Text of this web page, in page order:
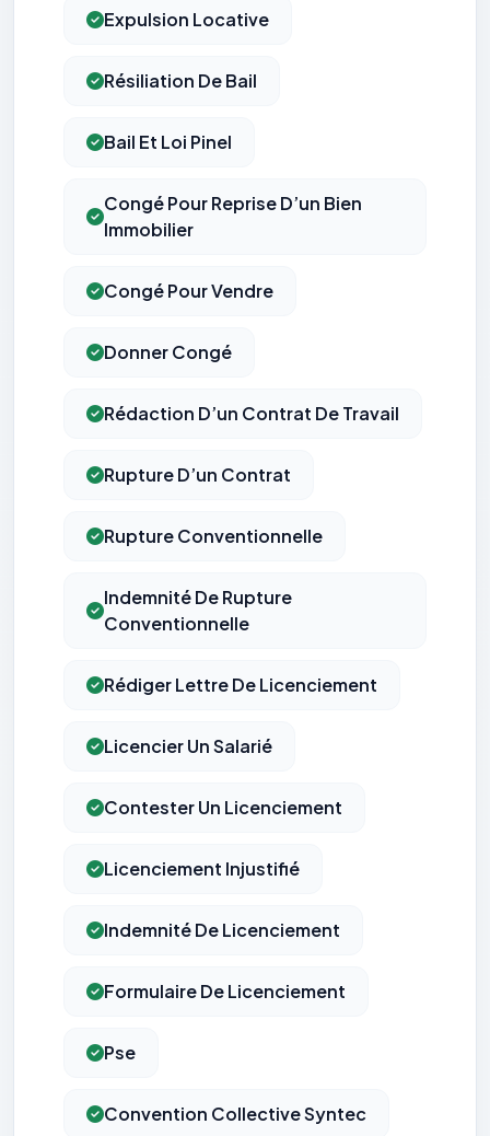
Expulsion Locative
Résiliation De Bail
Bail Et Loi Pinel
Congé Pour Reprise D’un Bien
Immobilier
Congé Pour Vendre
Donner Congé
Rédaction D’un Contrat De Travail
Rupture D’un Contrat
Rupture Conventionnelle
Indemnité De Rupture
Conventionnelle
Rédiger Lettre De Licenciement
Licencier Un Salarié
Contester Un Licenciement
Licenciement Injustifié
Indemnité De Licenciement
Formulaire De Licenciement
Pse
Convention Collective Syntec